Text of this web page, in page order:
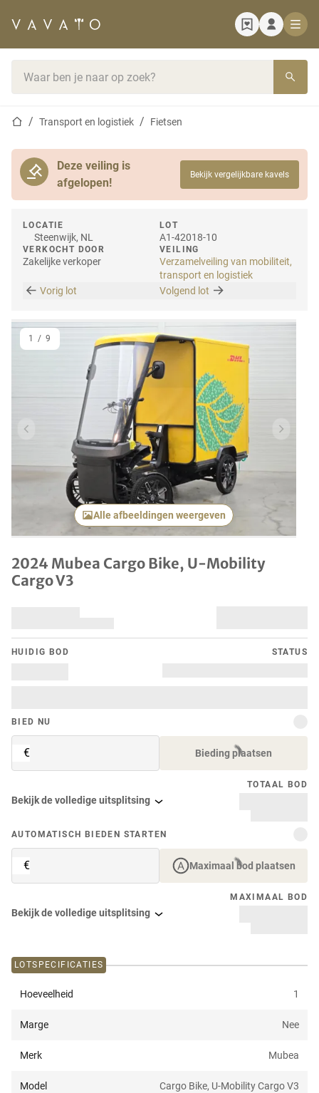
StartpaginaTransport en logistiek Fietsen
Deze veiling is
afgelopen!
Bekijk vergelijkbare kavels
LOCATIE
Steenwijk, NL
VERKOCHT DOOR
Zakelijke verkoper
LOT
A1-42018-10
VEILING
Verzamelveiling van mobiliteit,
transport en logistiek
Vorig lot
Volgend lot
Vorig item
Alle afbeeldingen weergeven
1 / 9
2024 Mubea Cargo Bike, U-Mobility
Cargo V3
HUIDIG ​​BOD STATUS
BIED NU
€ Bieding plaatsen
TOTAAL BOD
Bekijk de volledige uitsplitsing
AUTOMATISCH BIEDEN STARTEN
€ Maximaal bod plaatsen
MAXIMAAL BOD
Bekijk de volledige uitsplitsing
LOTSPECIFICATIES
Hoeveelheid 1
Marge Nee
Merk Mubea
Model Cargo Bike, U-Mobility Cargo V3